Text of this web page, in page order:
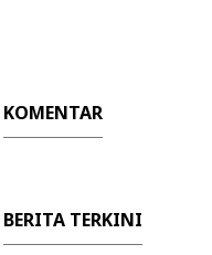
KOMENTAR
BERITA TERKINI